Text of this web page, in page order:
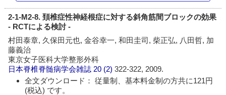
2-1-M2-8. 頚椎症性神経根症に対する斜角筋間ブロックの効果
- RCTによる検討 -
村田泰章, 久保田元也, 金谷幸一, 和田圭司, 柴正弘, 八田哲, 加
藤義治
東京女子医科大学整形外科
日本脊椎脊髄病学会雑誌 20 (2)322-322, 2009.
全文ダウンロード： 従量制、基本料金制の方共に121円
(税込) です。